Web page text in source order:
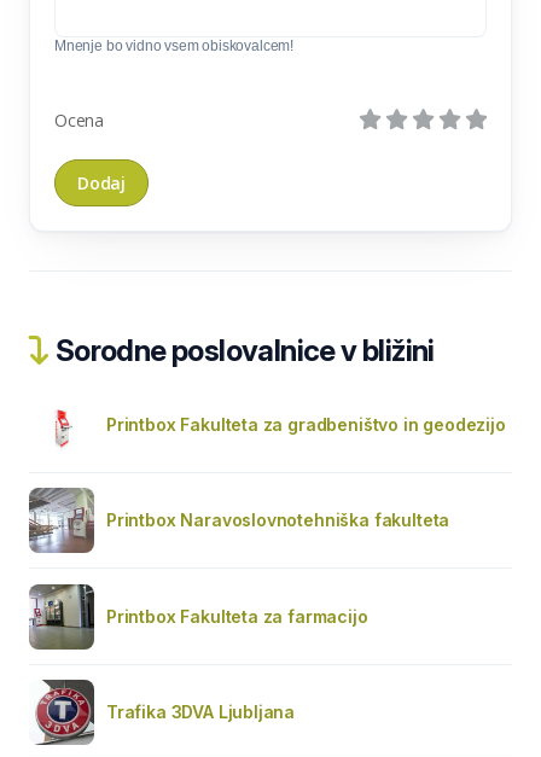
Mnenje bo vidno vsem obiskovalcem!
Ocena
Sorodne poslovalnice v bližini
Printbox Fakulteta za gradbeništvo in geodezijo
Printbox Naravoslovnotehniška fakulteta
Printbox Fakulteta za farmacijo
Trafika 3DVA Ljubljana